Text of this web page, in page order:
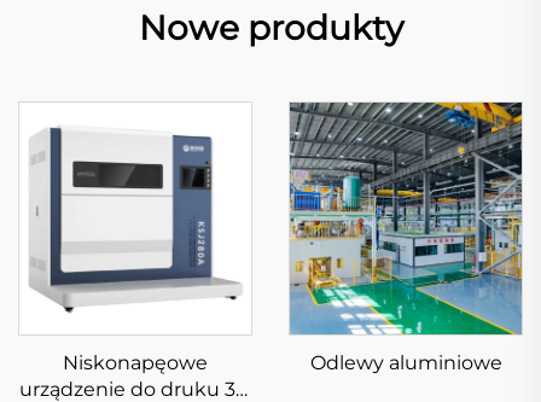
Nowe produkty
Niskonapęowe
urządzenie do druku 3D
Odlewy aluminiowe